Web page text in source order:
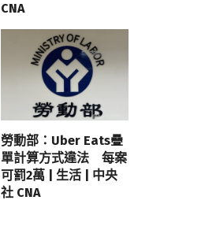
CNA
勞動部：Uber Eats疊
單計算方式違法 每案
可罰2萬 | 生活 | 中央
社 CNA